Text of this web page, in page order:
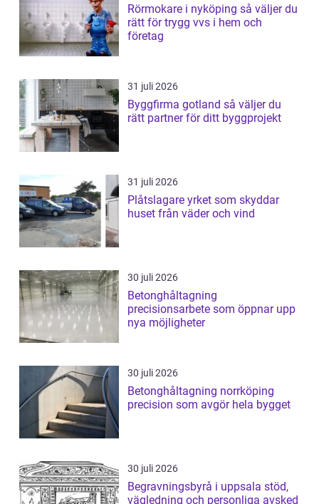
Rörmokare i nyköping så väljer du
rätt för trygg vvs i hem och
företag
31 juli 2026
Byggfirma gotland så väljer du
rätt partner för ditt byggprojekt
31 juli 2026
Plåtslagare yrket som skyddar
huset från väder och vind
30 juli 2026
Betonghåltagning
precisionsarbete som öppnar upp
nya möjligheter
30 juli 2026
Betonghåltagning norrköping
precision som avgör hela bygget
30 juli 2026
Begravningsbyrå i uppsala stöd,
vägledning och personliga avsked